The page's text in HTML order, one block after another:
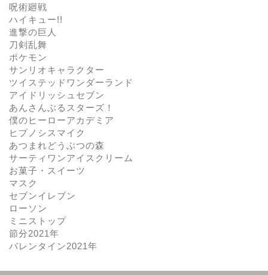
呪術廻戦
ハイキュー!!
進撃の巨人
刀剣乱舞
ポケモン
サンリオキャラクター
ツイステッドワンダーランド
アイドリッシュセブン
あんさんぶるスターズ！
僕のヒーローアカデミア
ヒプノシスマイク
あつまれどうぶつの森
サーティワンアイスクリーム
お菓子・スイーツ
マスク
セブンイレブン
ローソン
ミニストップ
節分2021年
バレンタイン2021年